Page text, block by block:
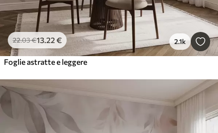
22.03€13.22 € 2.1k
Foglie astratte e leggere